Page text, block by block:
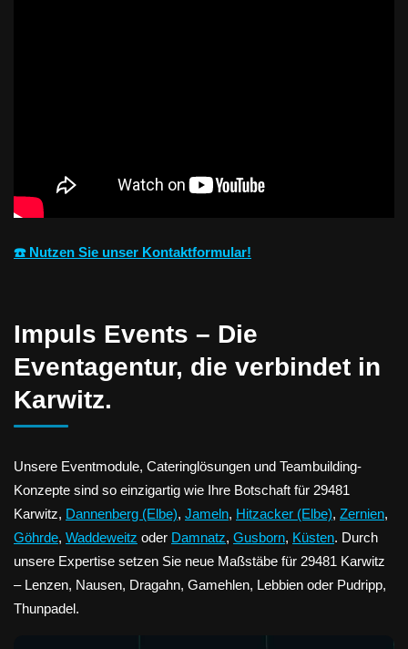
☎️ Nutzen Sie unser Kontaktformular!
Impuls Events – Die
Eventagentur, die verbindet in
Karwitz.
Unsere Eventmodule, Cateringlösungen und Teambuilding-
Konzepte sind so einzigartig wie Ihre Botschaft für 29481
Karwitz, Dannenberg (Elbe), Jameln, Hitzacker (Elbe), Zernien,
Göhrde, Waddeweitz oder Damnatz, Gusborn, Küsten. Durch
unsere Expertise setzen Sie neue Maßstäbe für 29481 Karwitz
– Lenzen, Nausen, Dragahn, Gamehlen, Lebbien oder Pudripp,
Thunpadel.